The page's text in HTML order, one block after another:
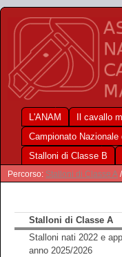
L'ANAM Il cavallo
Campionato Nazionale
Stalloni di Classe B
Percorso: Stalloni di Classe A
Stalloni di Classe A
Stalloni nati 2022 e
anno 2025/2026